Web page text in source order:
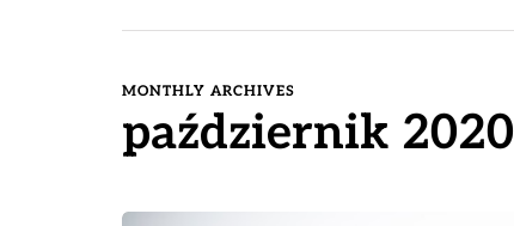
MONTHLY ARCHIVES
październik 2020